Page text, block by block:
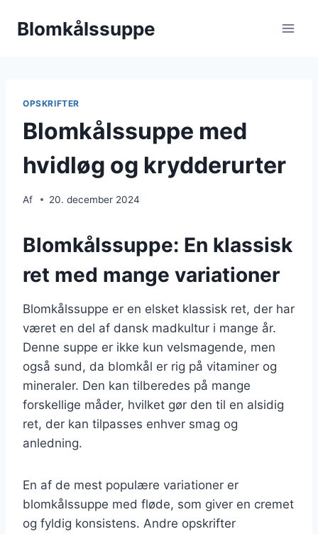
Blomkålssuppe
OPSKRIFTER
Blomkålssuppe med
hvidløg og krydderurter
Af 20. december 2024
Blomkålssuppe: En klassisk
ret med mange variationer
Blomkålssuppe er en elsket klassisk ret, der har
været en del af dansk madkultur i mange år.
Denne suppe er ikke kun velsmagende, men
også sund, da blomkål er rig på vitaminer og
mineraler. Den kan tilberedes på mange
forskellige måder, hvilket gør den til en alsidig
ret, der kan tilpasses enhver smag og
anledning.
En af de mest populære variationer er
blomkålssuppe med fløde, som giver en cremet
og fyldig konsistens. Andre opskrifter